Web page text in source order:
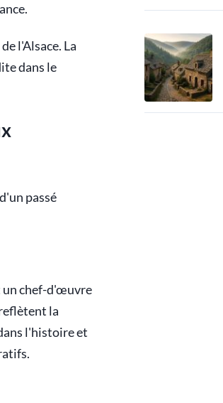
l'Alsace. La
dans le
passé
un chef-d'œuvre
la
l'histoire et